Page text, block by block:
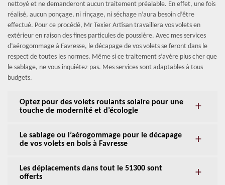
nettoyé et ne demanderont aucun traitement préalable. En effet, une fois
réalisé, aucun ponçage, ni rinçage, ni séchage n’aura besoin d’être
effectué. Pour ce procédé, Mr Texier Artisan travaillera vos volets en
extérieur en raison des fines particules de poussière. Avec mes services
d’aérogommage à Favresse, le décapage de vos volets se feront dans le
respect de toutes les normes. Même si ce traitement s’avère plus cher que
le sablage, ne vous inquiétez pas. Mes services sont adaptables à tous
budgets.
Optez pour des volets roulants solaire pour une
touche de modernité et d’écologie
Le sablage ou l’aérogommage pour le décapage
de vos volets en bois à Favresse
Les déplacements dans tout le 51300 sont
offerts